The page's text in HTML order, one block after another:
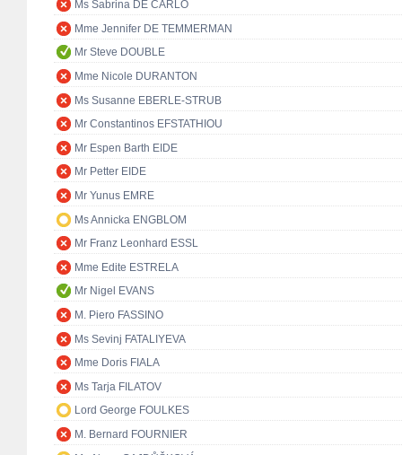
Ms Sabrina DE CARLO
Mme Jennifer DE TEMMERMAN
Mr Steve DOUBLE
Mme Nicole DURANTON
Ms Susanne EBERLE-STRUB
Mr Constantinos EFSTATHIOU
Mr Espen Barth EIDE
Mr Petter EIDE
Mr Yunus EMRE
Ms Annicka ENGBLOM
Mr Franz Leonhard ESSL
Mme Edite ESTRELA
Mr Nigel EVANS
M. Piero FASSINO
Ms Sevinj FATALIYEVA
Mme Doris FIALA
Ms Tarja FILATOV
Lord George FOULKES
M. Bernard FOURNIER